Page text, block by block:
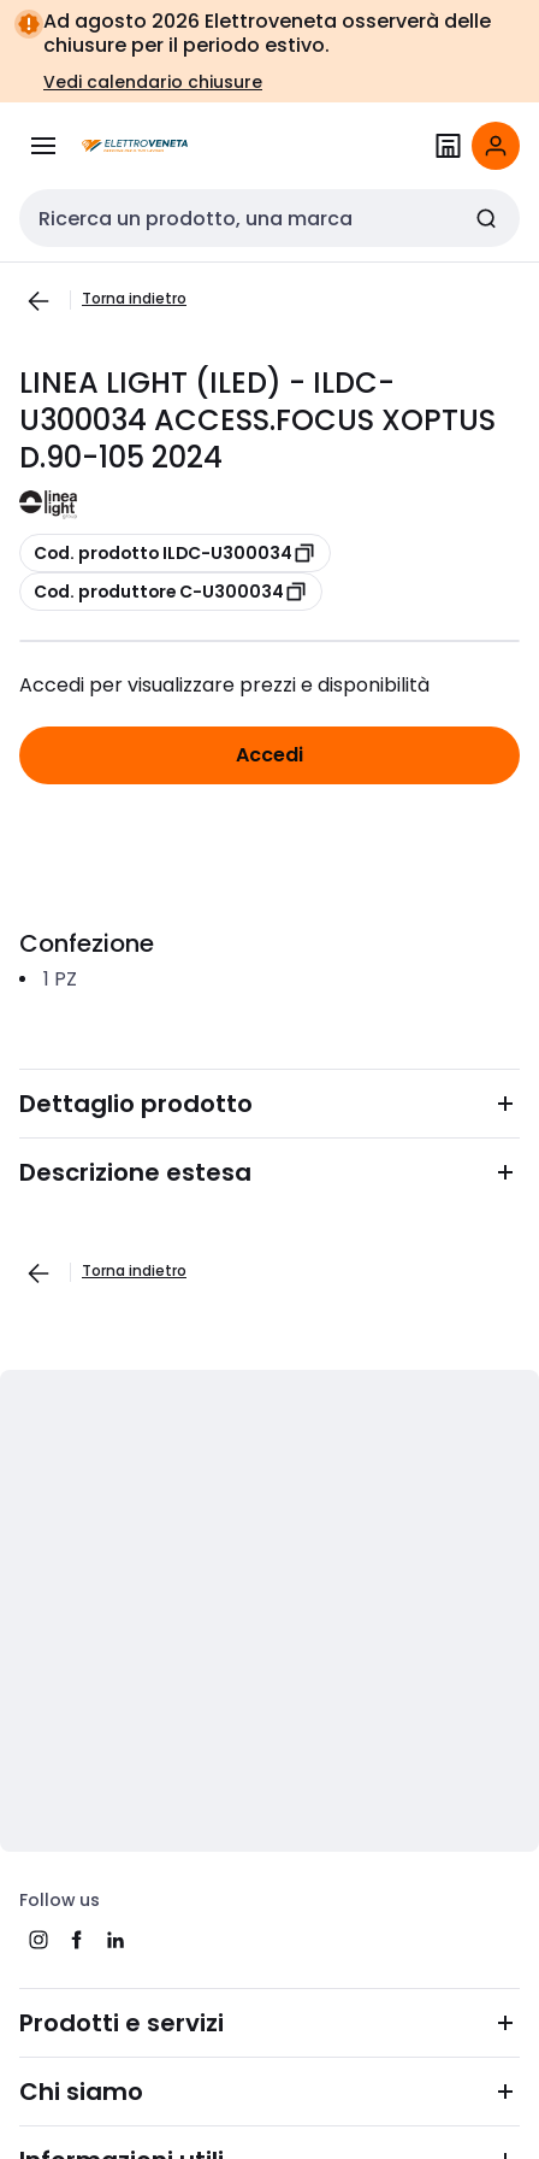
Vai alla
navigazione
Vai
alla
pagina
Ad agosto 2026 Elettroveneta osserverà delle
chiusure per il periodo estivo.
Vedi calendario chiusure
Cerca input
Torna indietro
LINEA LIGHT (ILED) - ILDC-
U300034 ACCESS.FOCUS XOPTUS
D.90-105 2024
copia
Cod. prodotto ILDC-U300034
copia
Cod. produttore C-U300034
Accedi per visualizzare prezzi e disponibilità
Accedi
Confezione
1 PZ
Dettaglio prodotto
Descrizione estesa
Torna indietro
Follow us
Prodotti e servizi
Chi siamo